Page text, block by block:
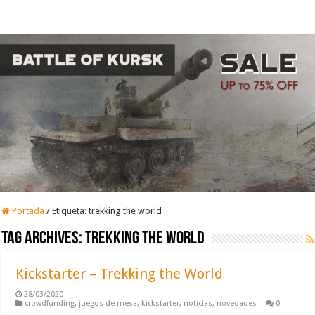
Portada / Etiqueta:trekking the world
Tag Archives:trekking the world
Kickstarter – Trekking the World
28/03/2020
crowdfunding, juegos de mesa, kickstarter, noticias, novedades 0